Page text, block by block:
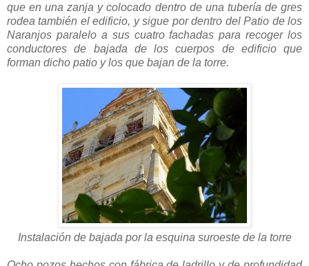
que en una zanja y colocado dentro de una tubería de gres
rodea también el edificio, y sigue por dentro del Patio de los
Naranjos paralelo a sus cuatro fachadas para recoger los
conductores de bajada de los cuerpos de edificio que
forman dicho patio y los que bajan de la torre.
Instalación de bajada por la esquina suroeste de la torre